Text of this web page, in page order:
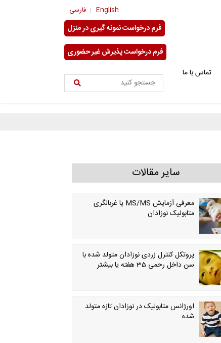
فارسی English
فرم درخواست نمونه گیری در منزل
فرم درخواست پذیرش غیر حضوری
تماس با ما
سایر مقالات
معرفی آزمایش MS/MS یا غربالگری
متابولیک نوزادان
پروتکل کنترل زردی نوزادان متولد شده با
سن داخل رحمی 35 هفته یا بیشتر
اورژانس متابولیک در نوزادان تازه متولد
شده